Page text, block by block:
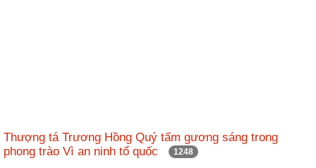
Thượng tá Trương Hồng Quý tấm gương sáng trong
phong trào Vì an ninh tổ quốc
1248